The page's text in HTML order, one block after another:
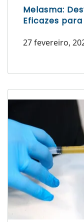
Melasma:
Eficazes
27 fevereiro,